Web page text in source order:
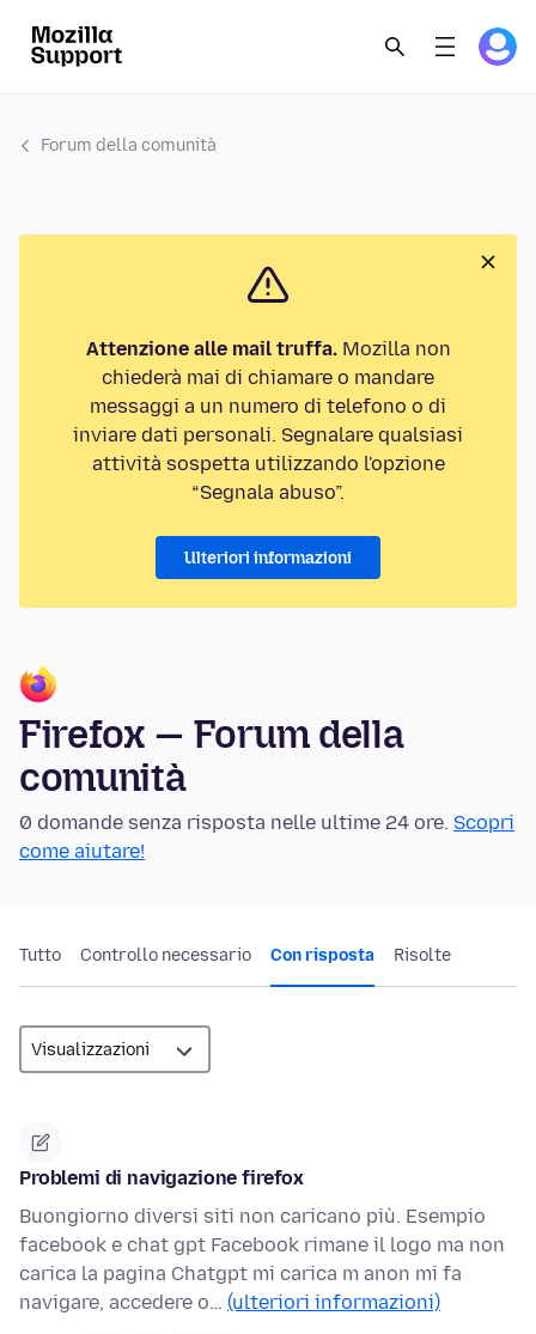
Forum della comunità
Attenzione alle mail truffa.Mozilla non
chiederà mai di chiamare o mandare
messaggi a un numero di telefono o di
inviare dati personali. Segnalare qualsiasi
attività sospetta utilizzando l'opzione
“Segnala abuso”.
Ulteriori informazioni
Firefox — Forum della
comunità
0 domande senza risposta nelle ultime 24 ore. Scopri
come aiutare!
Tutto Controllo necessario Con risposta Risolte
Problemi di navigazione firefox
Buongiorno diversi siti non caricano più. Esempio
facebook e chat gpt Facebook rimane il logo ma non
carica la pagina Chatgpt mi carica m anon mi fa
navigare, accedere o… (ulteriori informazioni)